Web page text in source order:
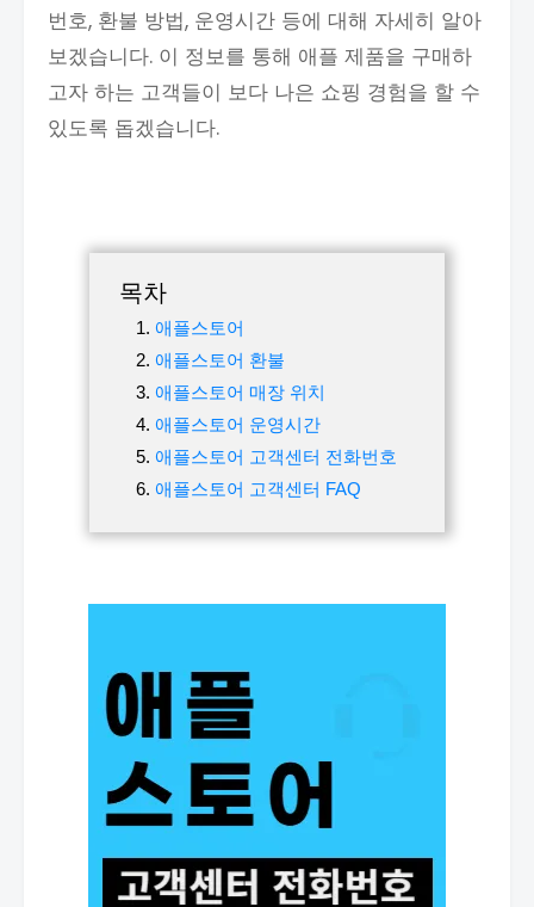
번호, 환불 방법, 운영시간 등에 대해 자세히 알아
보겠습니다. 이 정보를 통해 애플 제품을 구매하
고자 하는 고객들이 보다 나은 쇼핑 경험을 할 수
있도록 돕겠습니다.
목차
애플스토어
애플스토어 환불
애플스토어 매장 위치
애플스토어 운영시간
애플스토어 고객센터 전화번호
애플스토어 고객센터 FAQ